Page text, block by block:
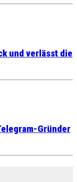
und verlässt die
Gründer